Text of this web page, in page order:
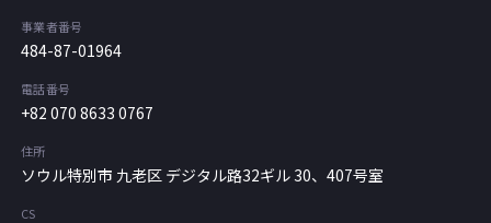
事業者番号
484-87-01964
電話番号
+82 070 8633 0767
住所
ソウル特別市 九老区 デジタル路32ギル 30、407号室
CS